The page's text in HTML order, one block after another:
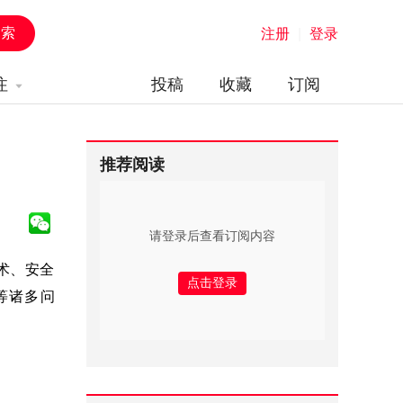
注册 登录
订阅
收藏
投稿
、安全
诸多问
推荐阅读
请登录后查看订阅内容